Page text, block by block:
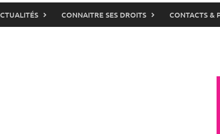
CONNAITRE SES DROITS CONTACTS &